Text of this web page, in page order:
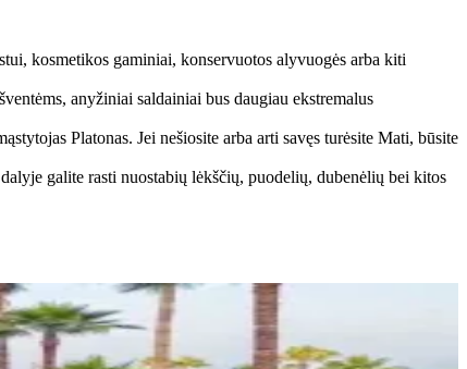
kosmetikos gaminiai, konservuotos alyvuogės arba kiti
anyžiniai saldainiai bus daugiau ekstremalus
Platonas. Jei nešiosite arba arti savęs turėsite Mati, būsite
galite rasti nuostabių lėkščių, puodelių, dubenėlių bei kitos